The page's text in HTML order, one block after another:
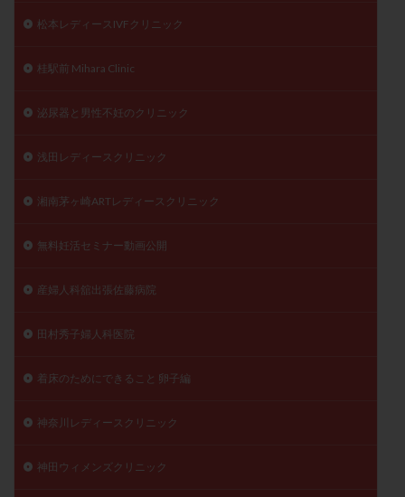
松本レディースIVFクリニック
桂駅前 Mihara Clinic
泌尿器と男性不妊のクリニック
浅田レディースクリニック
湘南茅ヶ崎ARTレディースクリニック
無料妊活セミナー動画公開
産婦人科舘出張佐藤病院
田村秀子婦人科医院
着床のためにできること 卵子編
神奈川レディースクリニック
神田ウィメンズクリニック